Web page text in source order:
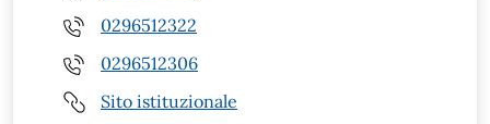
0296512322
0296512306
Sito istituzionale